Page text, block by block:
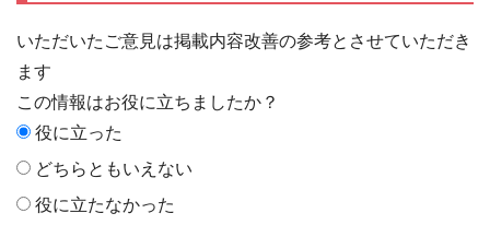
いただいたご意見は掲載内容改善の参考とさせていただき
ます
この情報はお役に立ちましたか？
役に立った
どちらともいえない
役に立たなかった